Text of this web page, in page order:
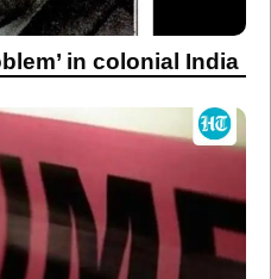
in colonial India